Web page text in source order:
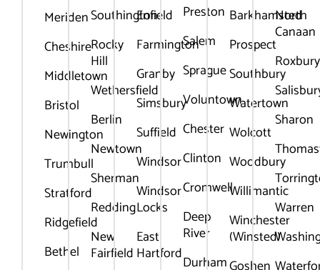
Meriden
Cheshire
Middletown
Bristol
Newington
Trumbull
Stratford
Ridgefield
Bethel
Southington
Rocky
Hill
Wethersfield
Berlin
Newtown
Sherman
Redding
New
Fairfield
Enfield
Farmington
Granby
Simsbury
Suffield
Windsor
Windsor
Locks
East
Hartford
Preston
Salem
Sprague
Voluntown
Chester
Clinton
Cromwell
Deep
River
Durham
Barkhamsted
Prospect
Southbury
Watertown
Wolcott
Woodbury
Willimantic
Winchester
(Winsted)
North
Canaan
Roxbury
Sharon
Warren